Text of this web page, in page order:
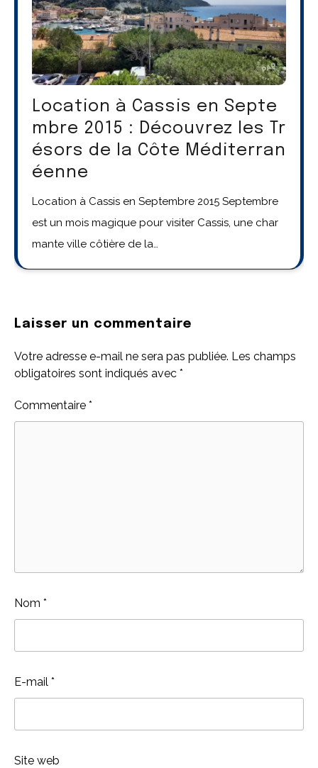
Location à Cassis en Septe
mbre 2015 : Découvrez les Tr
ésors de la Côte Méditerran
éenne
Location à Cassis en Septembre 2015 Septembre
est un mois magique pour visiter Cassis, une char
mante ville côtière de la…
Laisser un commentaire
Votre adresse e-mail ne sera pas publiée. Les champs
obligatoires sont indiqués avec *
Commentaire *
Nom *
E-mail *
Site web